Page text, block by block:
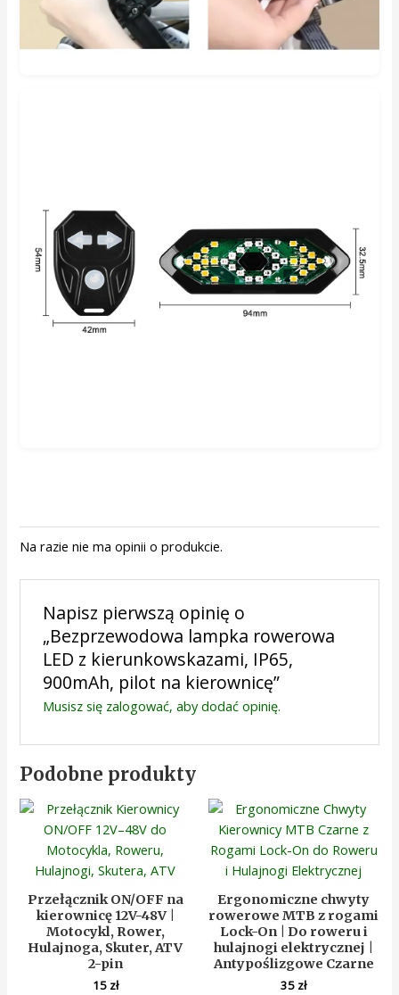
Na razie nie ma opinii o produkcie.
Napisz pierwszą opinię o
„Bezprzewodowa lampka rowerowa
LED z kierunkowskazami, IP65,
900mAh, pilot na kierownicę”
Musisz się zalogować, aby dodać opinię.
Podobne produkty
Przełącznik ON/OFF na
kierownicę 12V-48V |
Motocykl, Rower,
Hulajnoga, Skuter, ATV
2-pin
15 zł
Ergonomiczne chwyty
rowerowe MTB z rogami
Lock-On | Do roweru i
hulajnogi elektrycznej |
Antypoślizgowe Czarne
35 zł